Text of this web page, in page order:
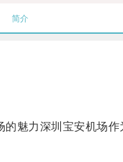
简介
力深圳宝安机场作